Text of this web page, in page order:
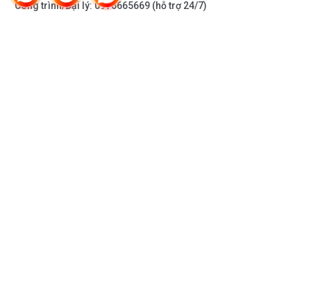
Công trình/Đại lý:0976665669 (hỗ trợ 24/7)